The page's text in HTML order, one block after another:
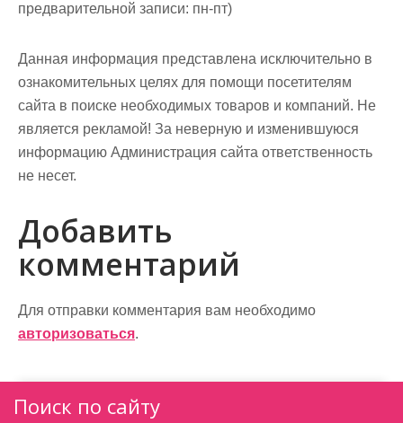
предварительной записи: пн-пт)
Данная информация представлена исключительно в
ознакомительных целях для помощи посетителям
сайта в поиске необходимых товаров и компаний. Не
является рекламой! За неверную и изменившуюся
информацию Администрация сайта ответственность
не несет.
Добавить
комментарий
Для отправки комментария вам необходимо
авторизоваться.
Поиск по сайту